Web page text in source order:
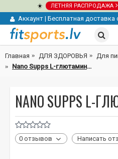
☀️ ЛЕТНЯЯ РАСПРОДАЖА
Аккаунт | Бесплатная доставка
Главная ДЛЯ ЗДОРОВЬЯ
Для
Nano Supps L-глютамин 300 г.
NANO SUPPS L-
0 отзывов Написать